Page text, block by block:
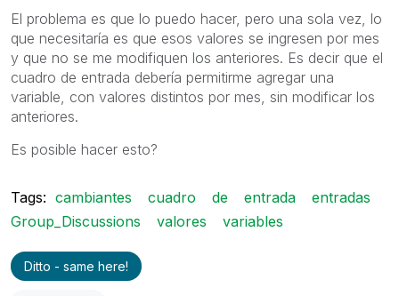
El problema es que lo puedo hacer, pero una sola vez, lo
que necesitaría es que esos valores se ingresen por mes
y que no se me modifiquen los anteriores. Es decir que el
cuadro de entrada debería permitirme agregar una
variable, con valores distintos por mes, sin modificar los
anteriores.
Es posible hacer esto?
Tags: cambiantes cuadro de entrada
entradas
Group_Discussions
valores variables
Ditto - same here!